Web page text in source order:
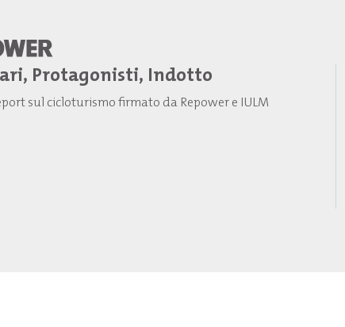
Protagonisti, Indotto
sul cicloturismo firmato da Repower e IULM